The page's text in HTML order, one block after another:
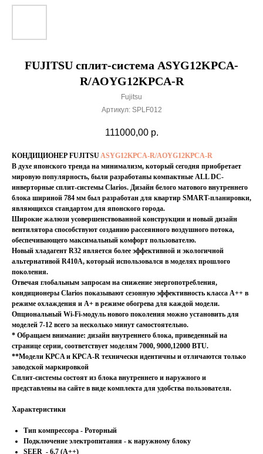
FUJITSU сплит-система ASYG12KPCA-
R/AOYG12KPCA-R
Fujitsu
Артикул: SPLF012
111000,00 р.
КОНДИЦИОНЕР FUJITSUASYG12KPCA-R/AOYG12KPCA-R
В духе японского тренда на минимализм, который сегодня приобретает
мировую популярность, были разработаны компактные ALL DC-
инверторные сплит-системы Clarios. Дизайн белого матового внутреннего
блока шириной 784 мм был разработан для квартир SMART-планировки,
являющихся стандартом для японского города.
Широкие жалюзи усовершенствованной конструкции и новый дизайн
вентилятора способствуют созданию рассеянного воздушного потока,
обеспечивающего максимальный комфорт пользователю.
Новый хладагент R32 является более эффективной и экологичной
альтернативой R410A, который использовался в моделях прошлого
поколения.
Отвечая глобальным запросам на снижение энергопотребления,
кондиционеры Clarios показывают сезонную эффективность класса А++ в
режиме охлаждения и А+ в режиме обогрева для каждой модели.
Опциональный Wi-Fi-модуль нового поколения можно установить для
моделей 7-12 всего за несколько минут самостоятельно.
* Обращаем внимание: дизайн внутреннего блока, приведенный на
странице серии, соответствует моделям 7000, 9000,12000 BTU.
**Модели KPCA и KPCA-R технически идентичны и отличаются только
заводской маркировкой
Сплит-системы состоят из блока внутреннего и наружного и
представлены на сайте в виде комплекта для удобства пользователя.
Характеристики
Тип компрессора - Роторный
Подключение электропитания - к наружному блоку
SEER - 6,7 (A++)